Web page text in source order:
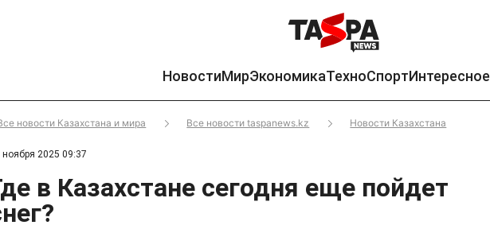
НовостиМирЭкономикаТехноСпортИнтересное
новости Казахстана и мира Все новости taspanews.kz Новости Казахстана
ноября 2025 09:37
в Казахстане сегодня еще пойдет